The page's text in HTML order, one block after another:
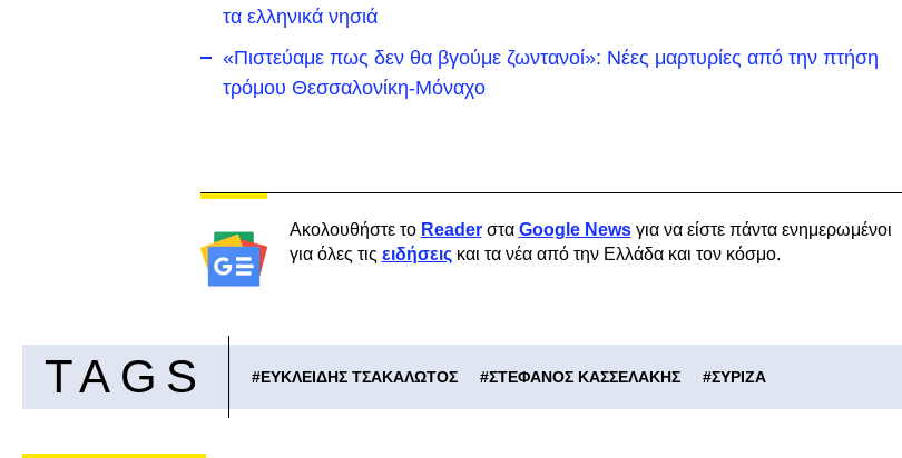
τα ελληνικά νησιά
«Πιστεύαμε πως δεν θα βγούμε ζωντανοί»: Νέες μαρτυρίες από την πτήση
τρόμου Θεσσαλονίκη-Μόναχο
Ακολουθήστε το Readerστα Google Newsγια να είστε πάντα ενημερωμένοι
για όλες τις ειδήσειςκαι τα νέα από την Ελλάδα και τον κόσμο.
TAGS #ΕΥΚΛΕΙΔΗΣ ΤΣΑΚΑΛΩΤΟΣ #ΣΤΕΦΑΝΟΣ ΚΑΣΣΕΛΑΚΗΣ #ΣΥΡΙΖΑ